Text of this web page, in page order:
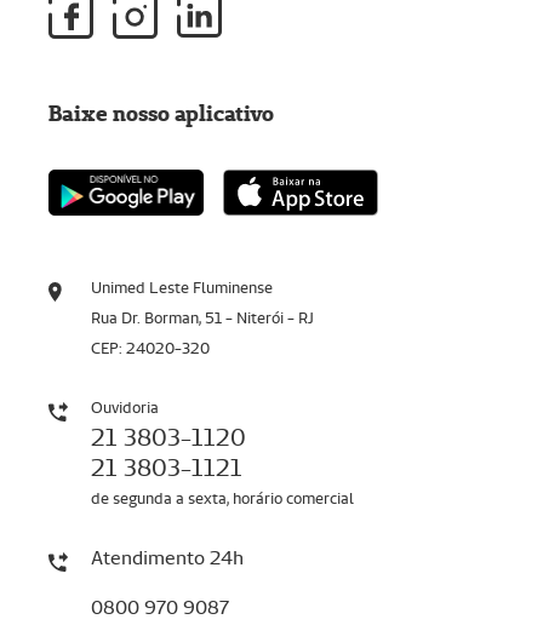
Unimed Leste Fluminense
Rua Dr. Borman, 51 - Niterói - RJ
CEP: 24020-320
Ouvidoria
21 3803-1120
21 3803-1121
de segunda a sexta, horário comercial
Atendimento 24h
0800 970 9087
Baixe nosso aplicativo